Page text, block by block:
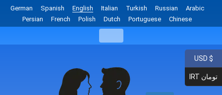
German Spanish English Italian Turkish Russian
Arabic
Persian
French Polish Dutch Portuguese Chinese
USD $
IRT تومان